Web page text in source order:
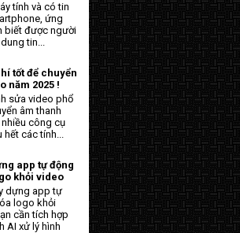
tính và có tin
ứng
biết được người
tin...
tốt để chuyển
năm 2025 !
sửa video phổ
âm thanh
công cụ
hết các tính...
app tự động
khỏi video
dựng app tự
logo khỏi
cần tích hợp
AI xử lý hình